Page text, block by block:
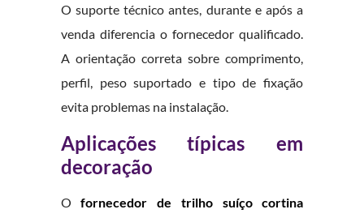
O suporte técnico antes, durante e após a
venda diferencia o fornecedor qualificado.
A orientação correta sobre comprimento,
perfil, peso suportado e tipo de fixação
evita problemas na instalação.
Aplicações típicas em
decoração
Ofornecedor de trilho suíço cortina